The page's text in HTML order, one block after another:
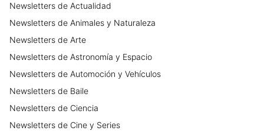
marketing, automatización, startups y
nuevas tecnologías, lo que convierte a
GptZone en un canal ideal para marcas
audiencia cualificada, curiosa y con
intención real de descubrimiento y
compra. A través de un formato directo,
a miles de lectores a mantenerse al día
y aplicar la inteligencia artificial en su
Newsletters de Actualidad
Newsletters de Animales y Naturaleza
Newsletters de Arte
Newsletters de Astronomía y Espacio
Newsletters de Automoción y Vehículos
Newsletters de Baile
Newsletters de Ciencia
Newsletters de Cine y Series